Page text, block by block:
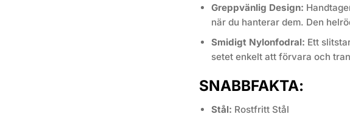
Greppvänlig Design:
när du hanterar dem. Den
Smidigt Nylonfodral: Ett
setet enkelt att förvara och
SNABBFAKTA:
Stål: Rostfritt Stål